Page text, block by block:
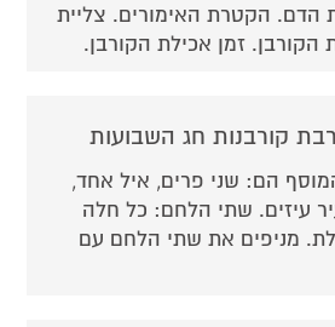
הקטרת האימורים. צליית
הקורבן. זמן אכילת הקורבן.
קורבנות חג השבועות
הם: שני פרים, איל אחד,
עיזים. שתי הלחם: כל חלה
מניפים את שתי הלחם עם